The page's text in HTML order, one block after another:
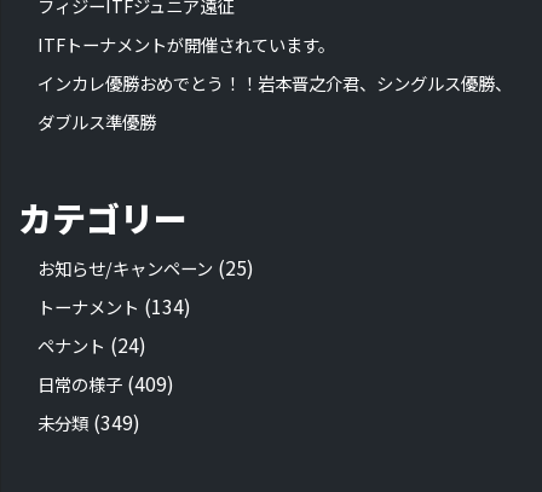
フィジーITFジュニア遠征
ITFトーナメントが開催されています。
インカレ優勝おめでとう！！岩本晋之介君、シングルス優勝、
ダブルス準優勝
カテゴリー
お知らせ/キャンペーン (25)
トーナメント (134)
ペナント (24)
日常の様子 (409)
未分類 (349)